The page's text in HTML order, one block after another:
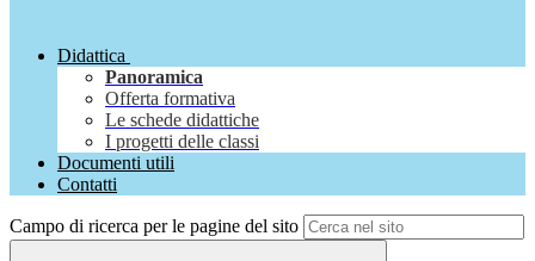
Didattica
Panoramica
Offerta formativa
Le schede didattiche
I progetti delle classi
Documenti utili
Contatti
Campo di ricerca per le pagine del sito